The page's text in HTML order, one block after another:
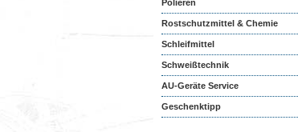
Polieren
Rostschutzmittel & Chemie
Schleifmittel
Schweißtechnik
AU-Geräte Service
Geschenktipp